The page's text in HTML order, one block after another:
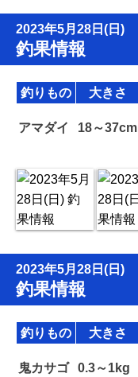
2023年5月28日(日)
釣果情報
釣りもの 大きさ
アマダイ 18～37cm
2023年5月28日(日)
釣果情報
釣りもの 大きさ
鬼カサゴ 0.3～1kg